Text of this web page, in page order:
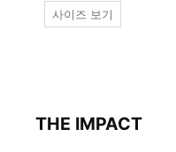
사이즈 보기
THE IMPACT